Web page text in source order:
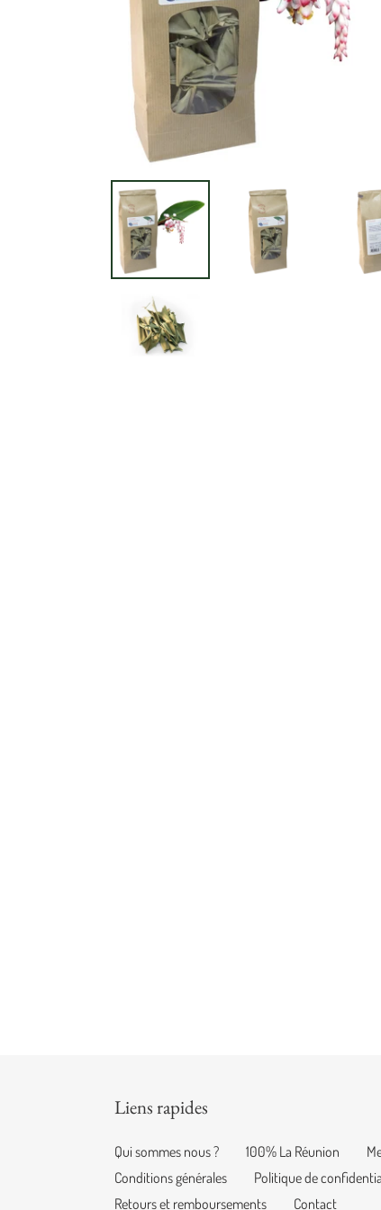
Liens rapides
Qui sommes nous ? 100% La Réunion
Conditions générales
Politique de
Retours et remboursements
Contact